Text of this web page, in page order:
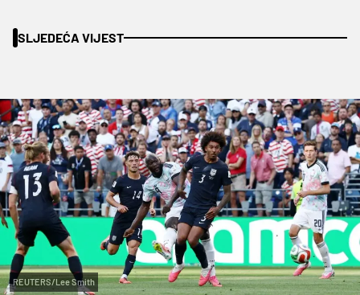
SLJEDEĆA VIJEST
REUTERS/Lee Smith